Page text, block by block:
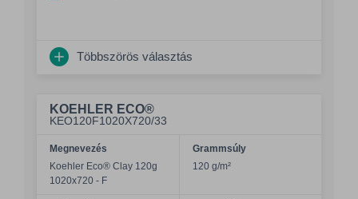
Többszörös választás
KOEHLER ECO®
KEO120F1020X720/33
Megnevezés
Koehler Eco® Clay 120g
1020x720 - F
Grammsúly
120 g/m²